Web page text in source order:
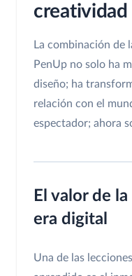
creatividad
La combinación de
PenUp no solo ha
diseño; ha
relación con el
espectador; ahora
El valor de
era digital
Una de las